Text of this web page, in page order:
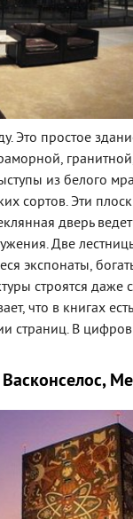
Это простое
из белого
сортов. Эти
дверь
Две
экспонаты,
строятся даже
что в книгах
страниц. В